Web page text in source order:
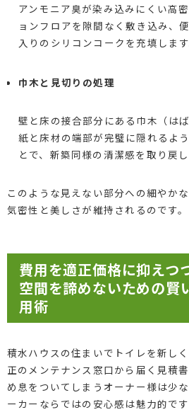
アンモニア臭が染み込みにくい高
ョンフロアを隙間なく敷き込み、
入りのシリコンコークを充填します
巾木と見切りの処理
壁と床の接合部分にある巾木（は
紙と床材の端部が完璧に隠れるよ
とで、新築同様の清潔感を取り戻し
このような見えない部分への細やか
気密性と美しさが維持されるのです。
費用を適正価格に抑えつ
空間を諦めないための賢
用術
積水ハウスの住まいでトイレを新し
正のメンテナンス窓口から届く見積
め息をついてしまうオーナー様は少
ーカーならではの安心感は魅力的で